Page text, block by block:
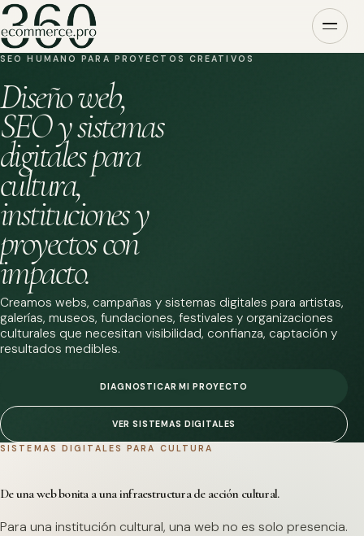
SEO HUMANO PARA PROYECTOS CREATIVOS
Diseño web,
SEO y sistemas
digitales para
cultura,
instituciones y
proyectos con
impacto.
Creamos webs, campañas y sistemas digitales para artistas,
galerías, museos, fundaciones, festivales y organizaciones
culturales que necesitan visibilidad, confianza, captación y
resultados medibles.
DIAGNOSTICAR MI PROYECTO
VER SISTEMAS DIGITALES
SISTEMAS DIGITALES PARA CULTURA
De una web bonita a una infraestructura de acción cultural.
Para una institución cultural, una web no es solo presencia.